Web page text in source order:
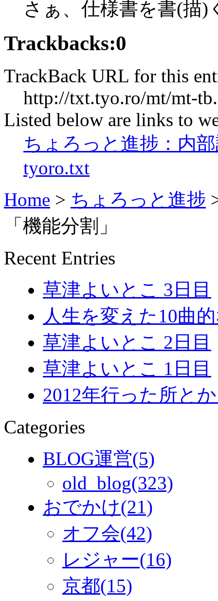
さぁ、仕様書を書(描)
Trackbacks:0
TrackBack URL for this
http://txt.tyo.ro/mt/mt-
Listed below are links to
ちょろっと進捗：内
tyoro.txt
Home > ちょろっと進捗
「機能分割」
Recent Entries
草津よいとこ 3日目
人生を変えた10曲
草津よいとこ 2日目
草津よいとこ 1日目
2012年行った所と
Categories
BLOG運営(5)
old_blog(323)
おでかけ(21)
オフ会(42)
レジャー(16)
京都(15)